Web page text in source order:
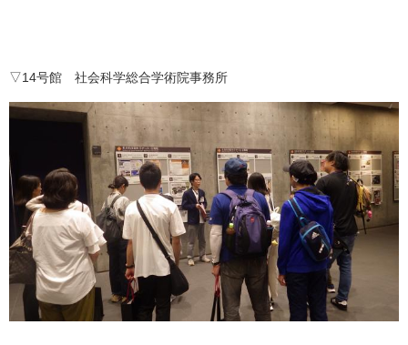
▽14号館 社会科学総合学術院事務所